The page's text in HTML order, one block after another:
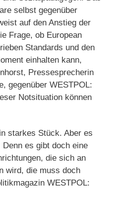
selbst gegenüber
auf den Anstieg der
Frage, ob European
Standards und den
einhalten kann,
Pressesprecherin
gegenüber WESTPOL:
Notsituation können
starkes Stück. Aber es
es gibt doch eine
die sich an
wird, die muss doch
WESTPOL: